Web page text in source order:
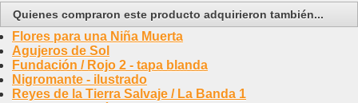
Quienes compraron este producto adquirieron también...
Flores para una Niña Muerta
Agujeros de Sol
Fundación / Rojo 2 - tapa blanda
Nigromante - ilustrado
Reyes de la Tierra Salvaje / La Banda 1